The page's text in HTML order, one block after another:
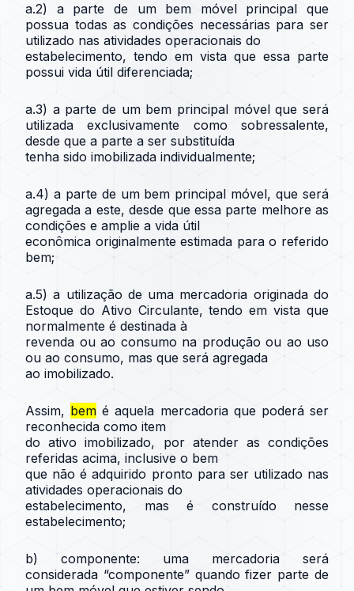
a.2) a parte de um bem móvel principal que
possua todas as condições necessárias para ser
utilizado nas atividades operacionais do
estabelecimento, tendo em vista que essa parte
possui vida útil diferenciada;
a.3) a parte de um bem principal móvel que será
utilizada exclusivamente como sobressalente,
desde que a parte a ser substituída
tenha sido imobilizada individualmente;
a.4) a parte de um bem principal móvel, que será
agregada a este, desde que essa parte melhore as
condições e amplie a vida útil
econômica originalmente estimada para o referido
bem;
a.5) a utilização de uma mercadoria originada do
Estoque do Ativo Circulante, tendo em vista que
normalmente é destinada à
revenda ou ao consumo na produção ou ao uso
ou ao consumo, mas que será agregada
ao imobilizado.
Assim, bem é aquela mercadoria que poderá ser
reconhecida como item
do ativo imobilizado, por atender as condições
referidas acima, inclusive o bem
que não é adquirido pronto para ser utilizado nas
atividades operacionais do
estabelecimento, mas é construído nesse
estabelecimento;
b) componente: uma mercadoria será
considerada “componente” quando fizer parte de